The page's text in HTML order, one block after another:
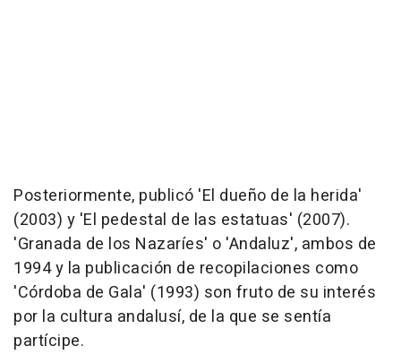
Posteriormente, publicó 'El dueño de la herida'
(2003) y 'El pedestal de las estatuas' (2007).
'Granada de los Nazaríes' o 'Andaluz', ambos de
1994 y la publicación de recopilaciones como
'Córdoba de Gala' (1993) son fruto de su interés
por la cultura andalusí, de la que se sentía
partícipe.